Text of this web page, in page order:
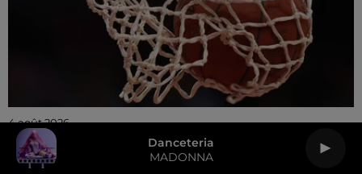
Danceteria
MADONNA
4 août 2026
Le C'CMBM continue son recrutement